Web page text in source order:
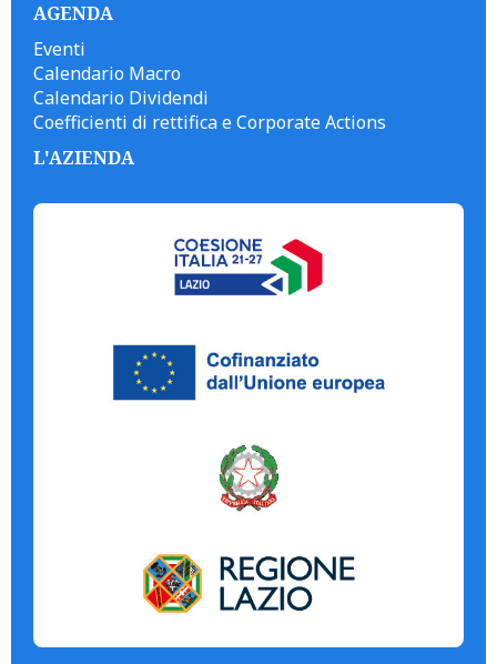
AGENDA
Eventi
Calendario Macro
Calendario Dividendi
Coefficienti di rettifica e Corporate Actions
L'AZIENDA